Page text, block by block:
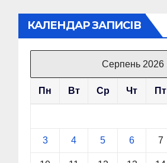
КАЛЕНДАР ЗАПИСІВ
Серпень 2026
Пн Вт Ср Чт Пт
3 4 5 6 7